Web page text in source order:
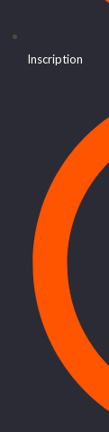
Inscription